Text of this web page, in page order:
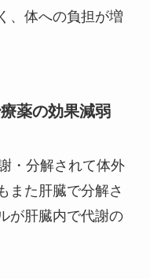
、体への負担が増
薬の効果減弱
・分解されて体外
また肝臓で分解さ
が肝臓内で代謝の